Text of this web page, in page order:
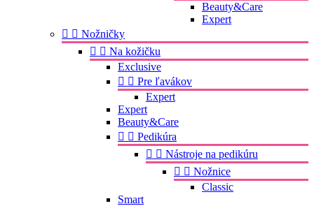
Beauty&Care
Expert
  Nožničky
  Na kožičku
Exclusive
  Pre ľavákov
Expert
Expert
Beauty&Care
  Pedikúra
  Nástroje na pedikúru
  Nožnice
Classic
Smart